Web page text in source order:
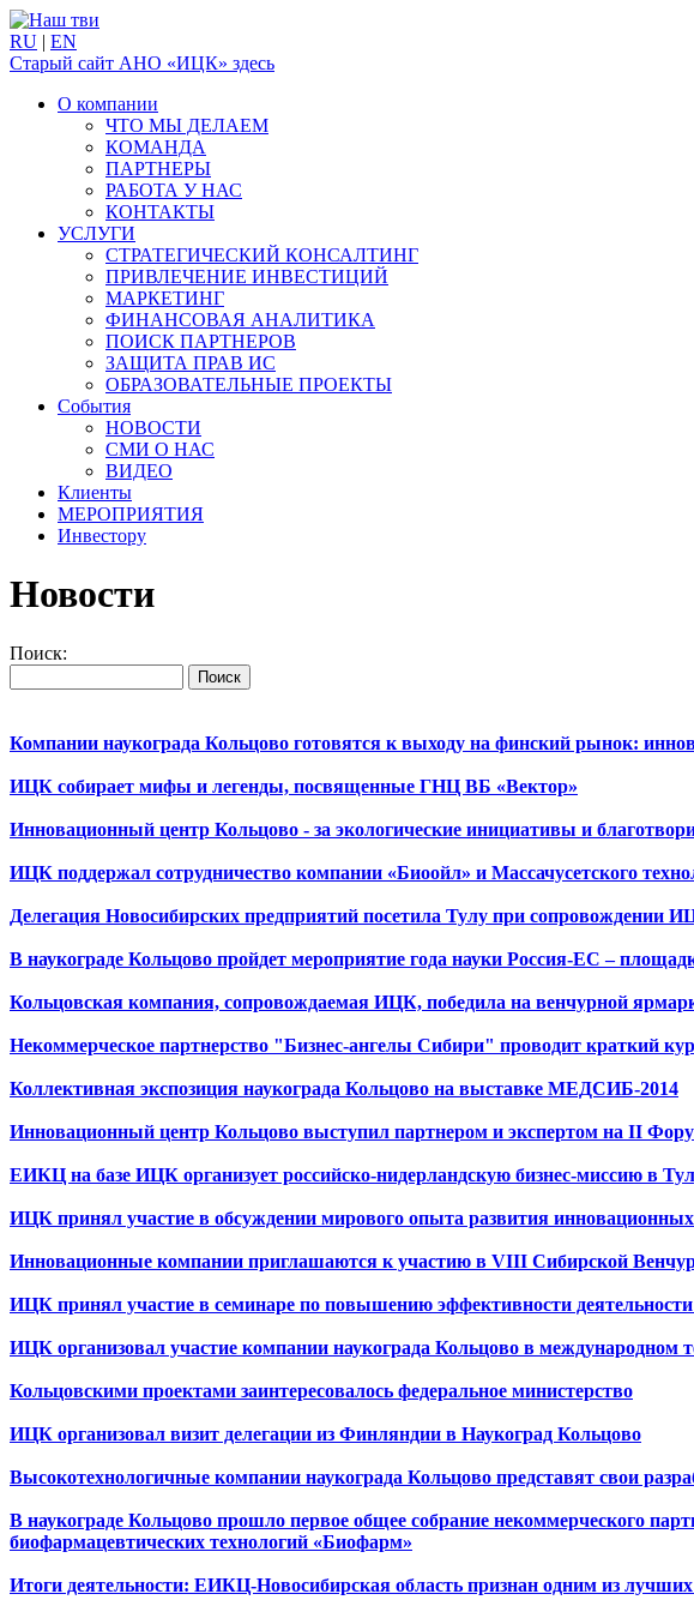
RU | EN
Старый сайт АНО «ИЦК» здесь
О компании
ЧТО МЫ ДЕЛАЕМ
КОМАНДА
ПАРТНЕРЫ
РАБОТА У НАС
КОНТАКТЫ
УСЛУГИ
СТРАТЕГИЧЕСКИЙ КОНСАЛТИНГ
ПРИВЛЕЧЕНИЕ ИНВЕСТИЦИЙ
МАРКЕТИНГ
ФИНАНСОВАЯ АНАЛИТИКА
ПОИСК ПАРТНЕРОВ
ЗАЩИТА ПРАВ ИС
ОБРАЗОВАТЕЛЬНЫЕ ПРОЕКТЫ
События
НОВОСТИ
СМИ О НАС
ВИДЕО
Клиенты
МЕРОПРИЯТИЯ
Инвестору
Новости
Поиск:
Компании наукограда Кольцово готовятся к выходу на финский рынок:
ИЦК собирает мифы и легенды, посвященные ГНЦ ВБ «Вектор»
Инновационный центр Кольцово - за экологические инициативы и
ИЦК поддержал сотрудничество компании «Биоойл» и Массачусетского
Делегация Новосибирских предприятий посетила Тулу при сопровождении
В наукограде Кольцово пройдет мероприятие года науки Россия-ЕС –
Кольцовская компания, сопровождаемая ИЦК, победила на венчурной
Некоммерческое партнерство "Бизнес-ангелы Сибири" проводит краткий
Коллективная экспозиция наукограда Кольцово на выставке МЕДСИБ-2014
Инновационный центр Кольцово выступил партнером и экспертом на II
ЕИКЦ на базе ИЦК организует российско-нидерландскую бизнес-миссию в
ИЦК принял участие в обсуждении мирового опыта развития
Инновационные компании приглашаются к участию в VIII Сибирской
ИЦК принял участие в семинаре по повышению эффективности
ИЦК организовал участие компании наукограда Кольцово в международном
Кольцовскими проектами заинтересовалось федеральное министерство
ИЦК организовал визит делегации из Финляндии в Наукоград Кольцово
Высокотехнологичные компании наукограда Кольцово представят свои
В наукограде Кольцово прошло первое общее собрание некоммерческого
биофармацевтических технологий «Биофарм»
Итоги деятельности: ЕИКЦ-Новосибирская область признан одним из лучших